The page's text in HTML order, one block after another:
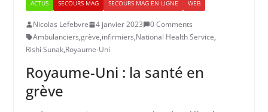
ACTUS SECOURS MAG SECOURS MAG EN LIGNE WEB
Nicolas Lefebvre 4 janvier 2023
0 Comments
Ambulanciers,grève,infirmiers,National Health Service,
Rishi Sunak,Royaume-Uni
Royaume-Uni : la santé en
grève